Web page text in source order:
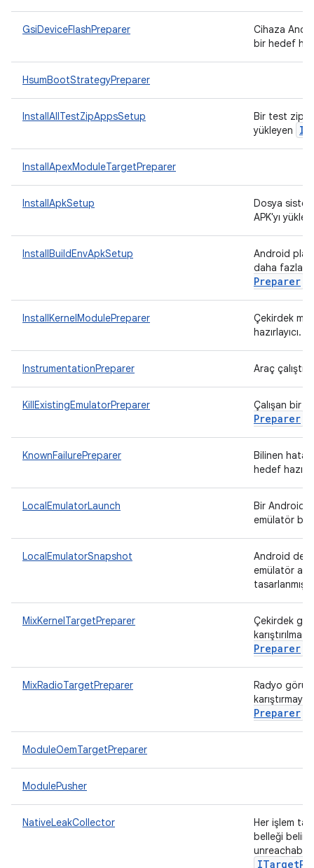
GsiDeviceFlashPreparer
Cihaza
bir hedef
HsumBootStrategyPreparer
InstallAllTestZipAppsSetup
Bir test zip
yükleyen
InstallApexModuleTargetPreparer
InstallApkSetup
Dosya
APK'yı
InstallBuildEnvApkSetup
Android
daha fazla
Preparer
InstallKernelModulePreparer
Çekirdek
hazırlayıcı.
InstrumentationPreparer Araç
KillExistingEmulatorPreparer Çalışan bir
Preparer
KnownFailurePreparer
Bilinen
hedef
LocalEmulatorLaunch
Bir Android
emülatör
LocalEmulatorSnapshot
Android
emülatör
tasarlanmış
MixKernelTargetPreparer
Çekirdek
Preparer
MixRadioTargetPreparer
Radyo
Preparer
ModuleOemTargetPreparer
ModulePusher
NativeLeakCollector
Her işlem
belleği
unreachable
ITarget